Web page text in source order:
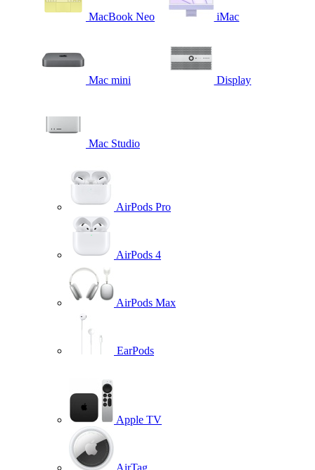
MacBook Neo iMac
Mac mini Display
Mac Studio
AirPods Pro
AirPods 4
AirPods Max
EarPods
Apple TV